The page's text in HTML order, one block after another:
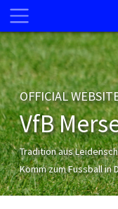
OFFICIAL
VfB
Tradition aus
Komm zum Fussball in